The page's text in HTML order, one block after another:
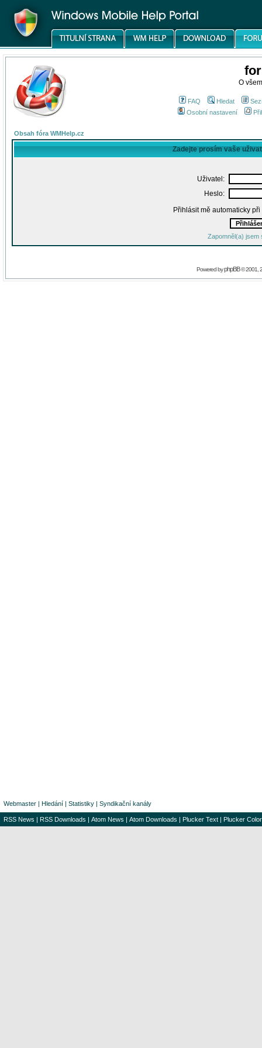
O
FAQ Hledat
Osobní nastavení
Obsah fóra WMHelp.cz
Zadejte prosím vaše
Uživatel:
Heslo:
Přihlásit mě automaticky
Zapomněl(a) jsem
Powered byphpBB© 2001,
Webmaster | Hledání | Statistiky | Syndikační kanály
RSS News | RSS Downloads | Atom News | Atom Downloads | Plucker Text | Plucker Color